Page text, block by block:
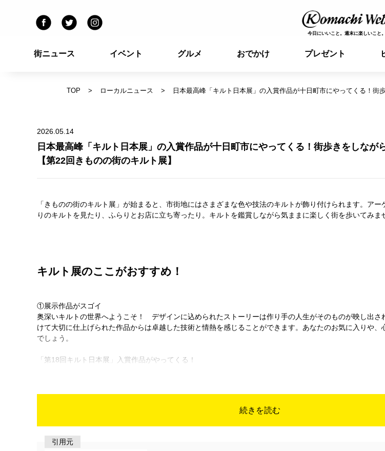
今日にいいこと。週末に楽しいこと。
街ニュース イベント グルメ おでかけ プレゼント
TOP ローカルニュース 日本最高峰「キルト日本展」の入賞作品が十日町市にやってくる！街
2026.05.14
日本最高峰「キルト日本展」の入賞作品が十日町市にやってくる！街歩きをしなが
【第22回きものの街のキルト展】
「きものの街のキルト展」が始まると、市街地にはさまざまな色や技法のキルトが飾り付けられます。ア
りのキルトを見たり、ふらりとお店に立ち寄ったり。キルトを鑑賞しながら気ままに楽しく街を歩いてみま
キルト展のここがおすすめ！
①展示作品がスゴイ
奥深いキルトの世界へようこそ！ デザインに込められたストーリーは作り手の人生がそのものが映し出さ
けて大切に仕上げられた作品からは卓越した技術と情熱を感じることができます。あなたのお気に入りや、
でしょう。
「第18回キルト日本展」入賞作品がやってくる！
企画展「キルトで描く『北斎と江戸絵画』～遊び心の富嶽三十六景～」
会場：カールベンクス古民家カフェ「澁い」ほか
料金：無料
続きを読む